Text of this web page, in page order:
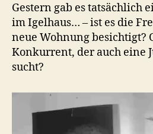
Gestern gab es tatsächlich
im Igelhaus… – ist es die
neue Wohnung besichtigt?
Konkurrent, der auch eine
sucht?